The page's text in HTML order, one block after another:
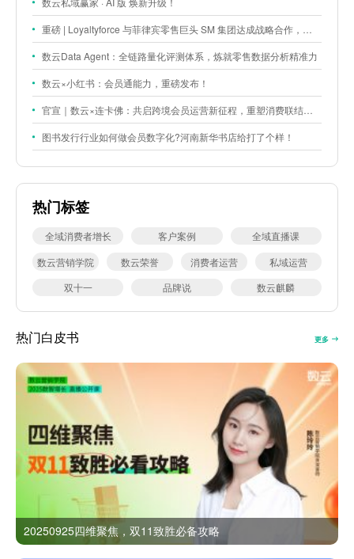
重磅 | Loyaltyforce 与菲律宾零售巨头 SM 集团达成战略合作，携手开启 SMAC 会员数智化运营新征程
数云Data Agent：全链路量化评测体系，炼就零售数据分析精准力
数云×小红书：会员通能力，重磅发布！
官宣｜数云×连卡佛：共启跨境会员运营新征程，重塑消费联结新体验
图书发行行业如何做会员数字化?河南新华书店给打了个样！
热门标签
全域消费者增长 客户案例
全域直播课
数云营销学院
数云荣誉 消费者运营
私域运营
双十一
品牌说 数云麒麟
热门白皮书 更多
20250925四维聚焦，双11致胜必备攻略